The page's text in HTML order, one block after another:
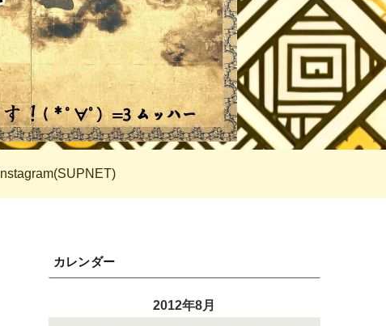
Instagram(SUPNET)
カレンダー
2012年8月